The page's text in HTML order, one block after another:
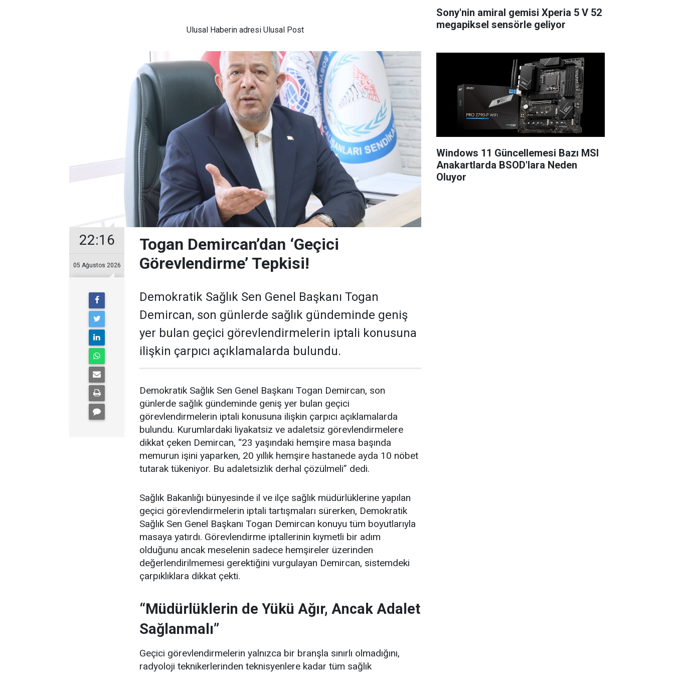
Ulusal Haberin adresi Ulusal Post
22:16
05 Ağustos 2026
Togan Demircan’dan ‘Geçici
Görevlendirme’ Tepkisi!
Demokratik Sağlık Sen Genel Başkanı Togan
Demircan, son günlerde sağlık gündeminde geniş
yer bulan geçici görevlendirmelerin iptali konusuna
ilişkin çarpıcı açıklamalarda bulundu.
Demokratik Sağlık Sen Genel Başkanı Togan Demircan, son
günlerde sağlık gündeminde geniş yer bulan geçici
görevlendirmelerin iptali konusuna ilişkin çarpıcı açıklamalarda
bulundu. Kurumlardaki liyakatsiz ve adaletsiz görevlendirmelere
dikkat çeken Demircan, “23 yaşındaki hemşire masa başında
memurun işini yaparken, 20 yıllık hemşire hastanede ayda 10 nöbet
tutarak tükeniyor. Bu adaletsizlik derhal çözülmeli” dedi.
Sağlık Bakanlığı bünyesinde il ve ilçe sağlık müdürlüklerine yapılan
geçici görevlendirmelerin iptali tartışmaları sürerken, Demokratik
Sağlık Sen Genel Başkanı Togan Demircan konuyu tüm boyutlarıyla
masaya yatırdı. Görevlendirme iptallerinin kıymetli bir adım
olduğunu ancak meselenin sadece hemşireler üzerinden
değerlendirilmemesi gerektiğini vurgulayan Demircan, sistemdeki
çarpıklıklara dikkat çekti.
“Müdürlüklerin de Yükü Ağır, Ancak Adalet
Sağlanmalı”
Geçici görevlendirmelerin yalnızca bir branşla sınırlı olmadığını,
radyoloji teknikerlerinden teknisyenlere kadar tüm sağlık
Sony'nin amiral gemisi Xperia 5 V 52
megapiksel sensörle geliyor
Windows 11 Güncellemesi Bazı MSI
Anakartlarda BSOD'lara Neden
Oluyor